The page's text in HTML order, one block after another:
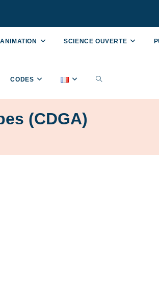
SCIENCE OUVERTE
CODES
(CDGA)